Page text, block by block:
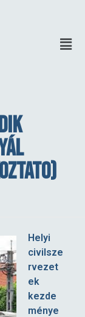
Helyi
civilsze
rvezet
ek
kezde
ménye